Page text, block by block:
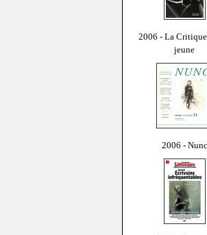
2006 - La
jeune
2006 - Nunc